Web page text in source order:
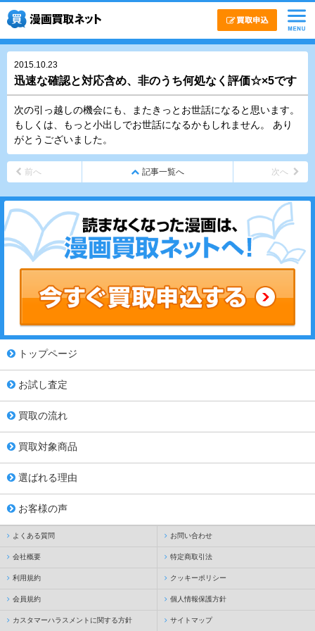
2015.10.23
迅速な確認と対応含め、非のうち何処なく評価☆×5です
次の引っ越しの機会にも、またきっとお世話になると思います。
もしくは、もっと小出しでお世話になるかもしれません。 あり
がとうございました。
前へ 記事一覧へ 次へ
トップページ
お試し査定
買取の流れ
買取対象商品
選ばれる理由
お客様の声
よくある質問 お問い合わせ
会社概要 特定商取引法
利用規約 クッキーポリシー
会員規約 個人情報保護方針
カスタマーハラスメントに関する方針 サイトマップ